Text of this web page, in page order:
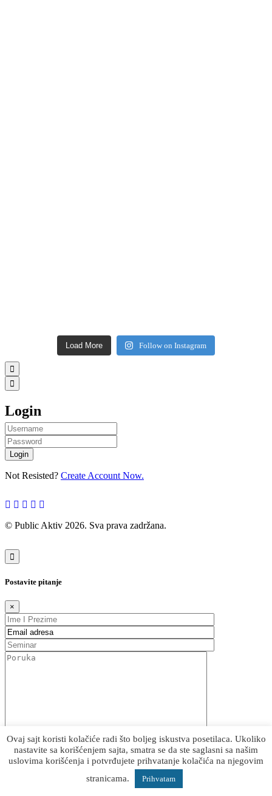
Load More Follow on Instagram
Login
Username
Password
Login
Not Resisted? Create Account Now.
© Public Aktiv 2026. Sva prava zadržana.
Postavite pitanje
×
Pretraži
Ovaj sajt koristi kolačiće radi što boljeg iskustva posetilaca. Ukoliko
nastavite sa korišćenjem sajta, smatra se da ste saglasni sa našim
uslovima korišćenja i potvrđujete prihvatanje kolačića na njegovim
stranicama.
Prihvatam